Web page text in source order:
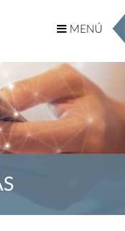
MENÚ
MENÚ